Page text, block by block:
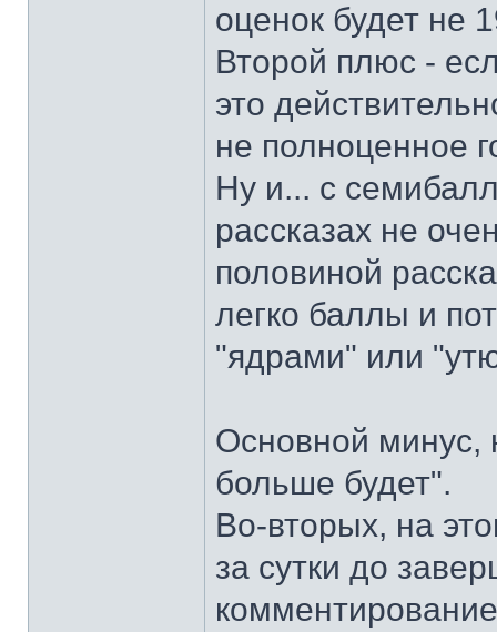
оценок будет не
Второй плюс -
это
не полноценное
Ну и... с
рассказах не
половиной
легко баллы и
"ядрами" или
Основной минус,
больше будет".
Во-вторых, на
за сутки до